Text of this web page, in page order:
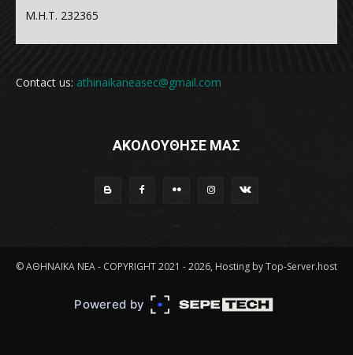
Μ.Η.Τ. 232365
Contact us: athinaikaneasec@gmail.com
ΑΚΟΛΟΥΘΗΣΕ ΜΑΣ
© ΑΘΗΝΑΪΚΑ ΝΕΑ - COPYRIGHT 2021 - 2026, Hosting by Top-Server.host
Powered by